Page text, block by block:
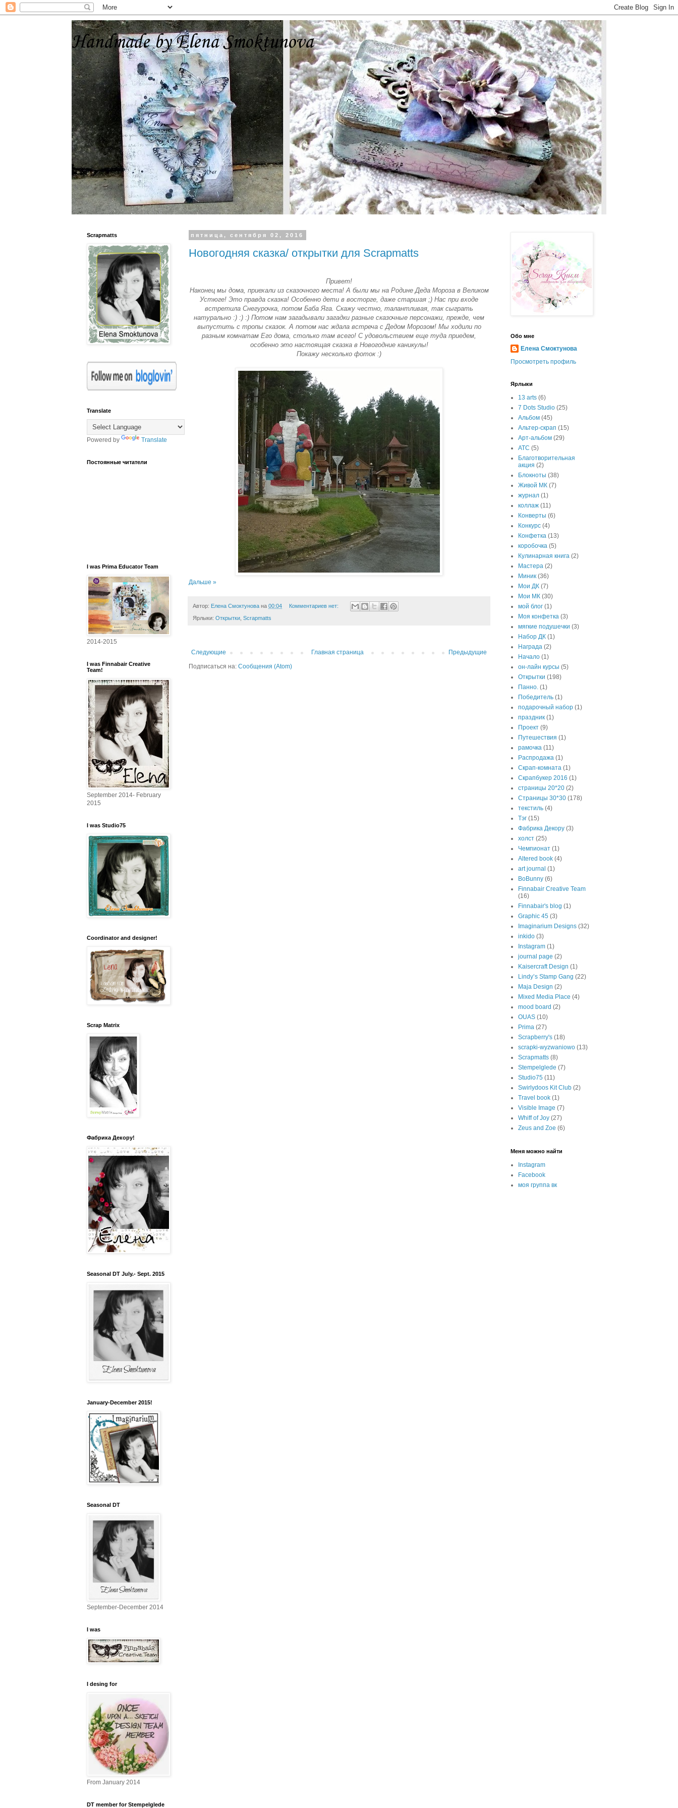
Handmade by Elena Smoktunova
пятница, сентября 02, 2016
Новогодняя сказка/ открытки для Scrapmatts
Привет!
Наконец мы дома, приехали из сказочного места! А были мы на Родине Деда Мороза в Великом
Устюге! Это правда сказка! Особенно дети в восторге, даже старшая ;) Нас при входе
встретила Снегурочка, потом Баба Яга. Скажу честно, талантливая, так сыграть
натурально :) :) :) Потом нам загадывали загадки разные сказочные персонажи, прежде, чем
выпустить с тропы сказок. А потом нас ждала встреча с Дедом Морозом! Мы ходили по
разным комнатам Его дома, столько там всего! С удовольствием еще туда приедем,
особенно это настоящая сказка в Новогодние каникулы!
Покажу несколько фоток :)
Дальше »
Автор: Елена Смоктунова на 00:04 Комментариев нет:
Ярлыки: Открытки Scrapmatts
Следующие Предыдущие
Главная страница
Подписаться на: Сообщения (Atom)
Scrapmatts
Translate
Powered by Translate
Постоянные читатели
I was Prima Educator Team
2014-2015
I was Finnabair Creative
Team!
September 2014- February
2015
I was Studio75
Coordinator and designer!
Scrap Matrix
Фабрика Декору!
Seasonal DT July.- Sept. 2015
January-December 2015!
Seasonal DT
September-December 2014
I was
I desing for
From January 2014
DT member for Stempelglede
Обо мне
Елена Смоктунова
Просмотреть профиль
Ярлыки
13 arts (6)
7 Dots Studio (25)
Альбом (45)
Альтер-скрап (15)
Арт-альбом (29)
АТС (5)
Благотворительная
акция (2)
Блокноты (38)
Живой МК (7)
журнал (1)
коллаж (11)
Конверты (6)
Конкурс (4)
Конфетка (13)
коробочка (5)
Кулинарная книга (2)
Мастера (2)
Миник (36)
Мои ДК (7)
Мои МК (30)
мой блог (1)
Моя конфетка (3)
мягкие подушечки (3)
Набор ДК (1)
Награда (2)
Начало (1)
он-лайн курсы (5)
Открытки (198)
Панно. (1)
Победитель (1)
подарочный набор (1)
праздник (1)
Проект (9)
Путешествия (1)
рамочка (11)
Распродажа (1)
Скрап-комната (1)
Скрапбукер 2016 (1)
страницы 20*20 (2)
Страницы 30*30 (178)
текстиль (4)
Тэг (15)
Фабрика Декору (3)
холст (25)
Чемпионат (1)
Altered book (4)
art journal (1)
BoBunny (6)
Finnabair Creative Team
(16)
Finnabair's blog (1)
Graphic 45 (3)
Imaginarium Designs (32)
inkido (3)
Instagram (1)
journal page (2)
Kaisercraft Design (1)
Lindy’s Stamp Gang (22)
Maja Design (2)
Mixed Media Place (4)
mood board (2)
OUAS (10)
Prima (27)
Scrapberry's (18)
scrapki-wyzwaniowo (13)
Scrapmatts (8)
Stempelglede (7)
Studio75 (11)
Swirlydoos Kit Club (2)
Travel book (1)
Visible Image (7)
Whiff of Joy (27)
Zeus and Zoe (6)
Меня можно найти
Instagram
Facebook
моя группа вк